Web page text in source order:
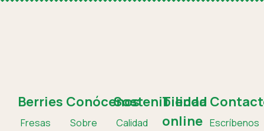
Berries
Fresas
Conócenos
Sobre
Sostenibilidad
Calidad
Tienda
online Escríbenos